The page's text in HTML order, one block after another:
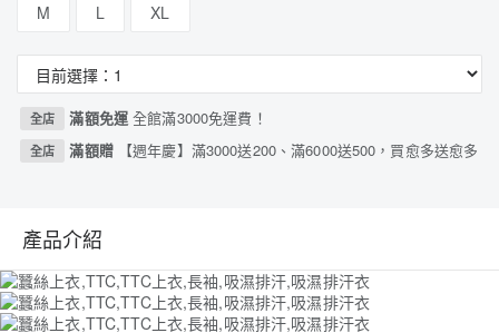
M
L XL
全店 滿額免運全館滿3000免運費！
全店 滿額贈 【週年慶】滿3000送200、滿6000送500，買愈多送愈多
產品介紹